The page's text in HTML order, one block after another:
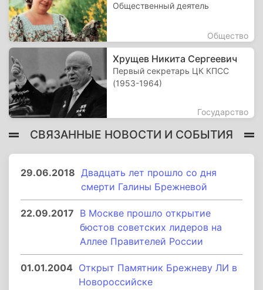
Общественный деятель
Общество
Хрущев Никита Сергеевич
Первый секретарь ЦК КПСС
(1953-1964)
Государство
СВЯЗАННЫЕ НОВОСТИ И СОБЫТИЯ
29.06.2018 Двадцать лет прошло со дня
смерти Галины Брежневой
22.09.2017 В Москве прошло открытие
бюстов советских лидеров на
Аллее Правителей России
01.01.2004 Открыт Памятник Брежневу ЛИ в
Новороссийске